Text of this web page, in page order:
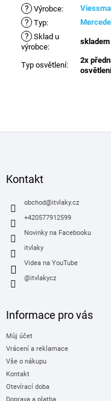
? Výrobce:
? Typ:
? Sklad u
výrobce:
Typ osvětlení:
2x
Kontakt
obchod@itvlaky.cz
+420577912599
Novinky na Facebooku
itvlaky
Videa na YouTube
@itvlakycz
Informace pro vás
Můj účet
Vrácení a reklamace
Vše o nákupu
Kontakt
Otevírací doba